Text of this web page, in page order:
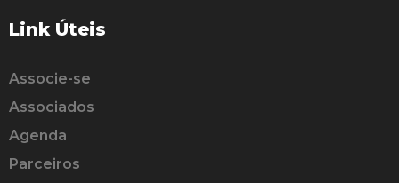
Link Úteis
Associe-se
Associados
Agenda
Parceiros